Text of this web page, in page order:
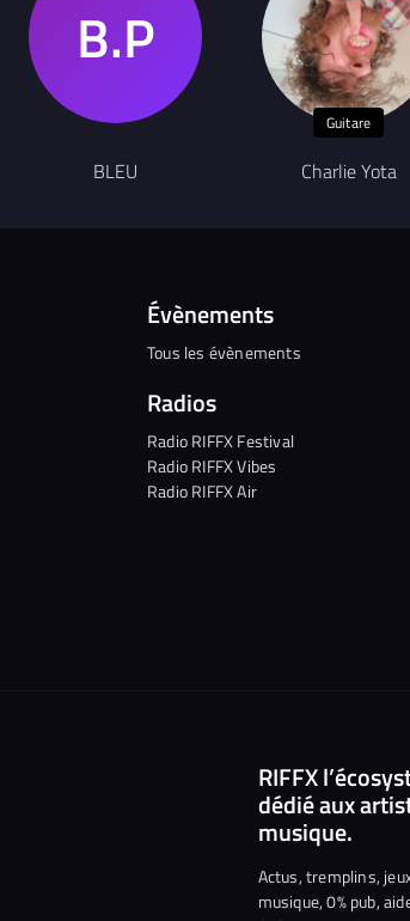
BLEU
Guitare
Charlie Yota
Évènements
Tous les évènements
Radios
Radio RIFFX Festival
Radio RIFFX Vibes
Radio RIFFX Air
RIFFX
dédié aux
musique.
Actus, tremplins,
musique, 0% pub,